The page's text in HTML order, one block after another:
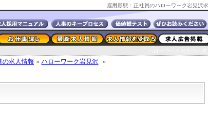
雇用形態：正社員のハローワーク岩見沢求
の求人情報 » ハローワーク岩見沢
»